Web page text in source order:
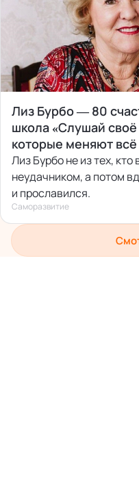
Лиз Бурбо — 80
школа «Слушай своё
которые меняют всё
Лиз Бурбо не из тех,
неудачником, а потом
и прославился.
Саморазвитие